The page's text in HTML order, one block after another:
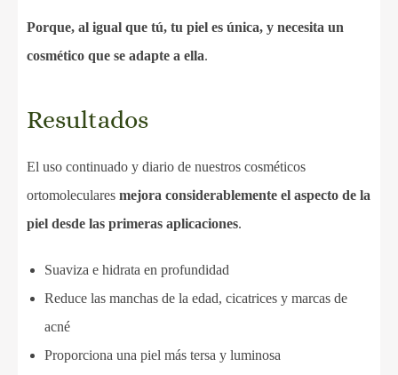
Porque, al igual que tú, tu piel es única, y necesita un
cosmético que se adapte a ella.
Resultados
El uso continuado y diario de nuestros cosméticos
ortomoleculares mejora considerablemente el aspecto de la
piel desde las primeras aplicaciones.
Suaviza e hidrata en profundidad
Reduce las manchas de la edad, cicatrices y marcas de
acné
Proporciona una piel más tersa y luminosa